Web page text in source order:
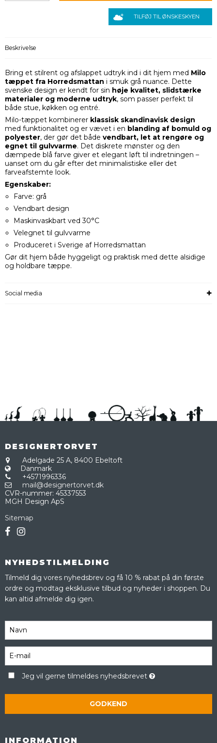
TILFØJ TIL ØNSKESKYEN
Beskrivelse
Bring et stilrent og afslappet udtryk ind i dit hjem med Milo
tæppet fra Horredsmattan i smuk grå nuance. Dette
svenske design er kendt for sin høje kvalitet, slidstærke
materialer og moderne udtryk, som passer perfekt til
både stue, køkken og entré.
Milo-tæppet kombinerer klassisk skandinavisk design
med funktionalitet og er vævet i en blanding af bomuld og
polyester, der gør det både vendbart, let at rengøre og
egnet til gulvvarme. Det diskrete mønster og den
dæmpede blå farve giver et elegant løft til indretningen –
uanset om du går efter det minimalistiske eller det
farveafstemte look.
Egenskaber:
Farve: grå
Vendbart design
Maskinvaskbart ved 30°C
Velegnet til gulvvarme
Produceret i Sverige af Horredsmattan
Gør dit hjem både hyggeligt og praktisk med dette alsidige
og holdbare tæppe.
Social media
DESIGNERTORVET
Adelgade 25 A, 8400 Ebeltoft
Danmark
+4571996336
mail@designertorvet.dk
CVR-nummer: 45337553
MGH Design ApS
Sitemap
NYHEDSTILMELDING
Tilmeld dig vores nyhedsbrev og få 10 % rabat på din første
ordre og modtag eksklusive tilbud og nyheder i shoppen. Du
kan altid afmelde dig igen.
Jeg vil gerne tilmeldes nyhedsbrevet
GODKEND
INFORMATION